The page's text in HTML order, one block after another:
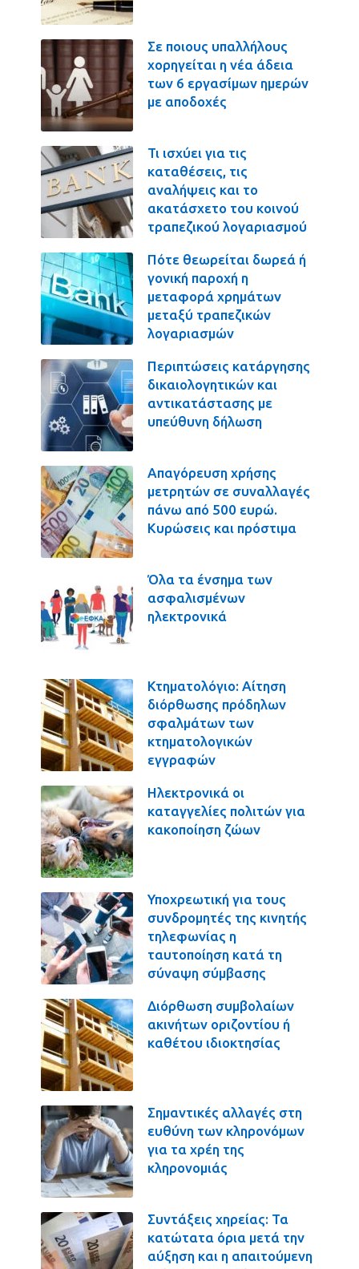
Σε ποιους υπαλλήλους
χορηγείται η νέα άδεια
των 6 εργασίμων ημερών
με αποδοχές
Τι ισχύει για τις
καταθέσεις, τις
αναλήψεις και το
ακατάσχετο του κοινού
τραπεζικού λογαριασμού
Πότε θεωρείται δωρεά ή
γονική παροχή η
μεταφορά χρημάτων
μεταξύ τραπεζικών
λογαριασμών
Περιπτώσεις κατάργησης
δικαιολογητικών και
αντικατάστασης με
υπεύθυνη δήλωση
Απαγόρευση χρήσης
μετρητών σε συναλλαγές
πάνω από 500 ευρώ.
Κυρώσεις και πρόστιμα
Όλα τα ένσημα των
ασφαλισμένων
ηλεκτρονικά
Κτηματολόγιο: Αίτηση
διόρθωσης πρόδηλων
σφαλμάτων των
κτηματολογικών
εγγραφών
Ηλεκτρονικά οι
καταγγελίες πολιτών για
κακοποίηση ζώων
Υποχρεωτική για τους
συνδρομητές της κινητής
τηλεφωνίας η
ταυτοποίηση κατά τη
σύναψη σύμβασης
Διόρθωση συμβολαίων
ακινήτων οριζοντίου ή
καθέτου ιδιοκτησίας
Σημαντικές αλλαγές στη
ευθύνη των κληρονόμων
για τα χρέη της
κληρονομιάς
Συντάξεις χηρείας: Τα
κατώτατα όρια μετά την
αύξηση και η απαιτούμενη